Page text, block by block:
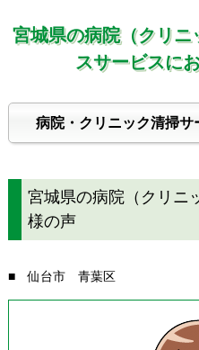
宮城県の病院（クリ
スサービスに
病院・クリニック清掃
宮城県の病院（クリニ
様の声
■ 仙台市 青葉区